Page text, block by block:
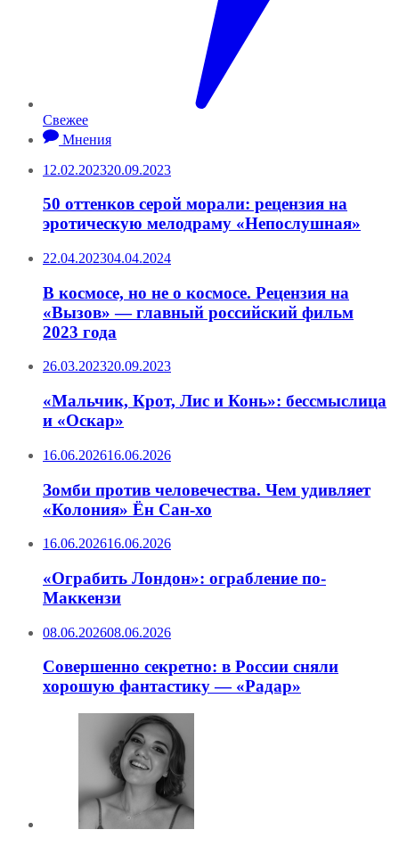
Свежее
Мнения
12.02.202320.09.2023
50 оттенков серой морали: рецензия на
эротическую мелодраму «Непослушная»
22.04.202304.04.2024
В космосе, но не о космосе. Рецензия на
«Вызов» — главный российский фильм
2023 года
26.03.202320.09.2023
«Мальчик, Крот, Лис и Конь»: бессмыслица
и «Оскар»
16.06.202616.06.2026
Зомби против человечества. Чем удивляет
«Колония» Ён Сан-хо
16.06.202616.06.2026
«Ограбить Лондон»: ограбление по-
Маккензи
08.06.202608.06.2026
Совершенно секретно: в России сняли
хорошую фантастику — «Радар»